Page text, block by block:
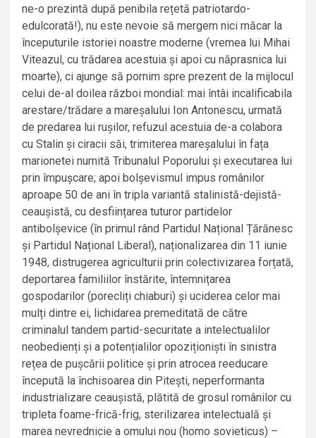
ne-o prezintă după penibila rețetă patriotardo-
edulcorată!), nu este nevoie să mergem nici măcar la
începuturile istoriei noastre moderne (vremea lui Mihai
Viteazul, cu trădarea acestuia și apoi cu năprasnica lui
moarte), ci ajunge să pornim spre prezent de la mijlocul
celui de-al doilea război mondial: mai întâi incalificabila
arestare/trădare a mareșalului Ion Antonescu, urmată
de predarea lui rușilor, refuzul acestuia de-a colabora
cu Stalin și ciracii săi, trimiterea mareșalului în fața
marionetei numită Tribunalul Poporului și executarea lui
prin împușcare; apoi bolșevismul impus românilor
aproape 50 de ani în tripla variantă stalinistă-dejistă-
ceaușistă, cu desființarea tuturor partidelor
antibolșevice (în primul rând Partidul Național Țărănesc
și Partidul Național Liberal), naționalizarea din 11 iunie
1948, distrugerea agriculturii prin colectivizarea forțată,
deportarea familiilor înstărite, întemnițarea
gospodarilor (porecliți chiaburi) și uciderea celor mai
mulți dintre ei, lichidarea premeditată de către
criminalul tandem partid-securitate a intelectualilor
neobedienți și a potențialilor opoziționiști în sinistra
rețea de pușcării politice și prin atrocea reeducare
începută la închisoarea din Pitești, neperformanta
industrializare ceaușistă, plătită de grosul românilor cu
tripleta foame-frică-frig, sterilizarea intelectuală și
marea nevrednicie a omului nou (homo sovieticus) –